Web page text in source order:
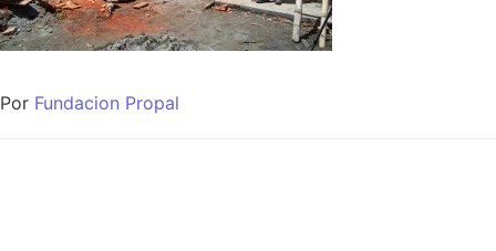
Por Fundacion Propal